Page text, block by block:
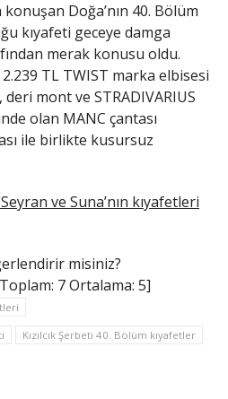
konuşan Doğa’nın 40. Bölüm
kıyafeti geceye damga
merak konusu oldu.
TL TWIST marka elbisesi
mont ve STRADIVARIUS
olan MANC çantası
ile birlikte kusursuz
ve Suna’nın kıyafetleri
misiniz?
7Ortalama: 5]
Kızılcık Şerbeti 40. Bölüm kıyafetler